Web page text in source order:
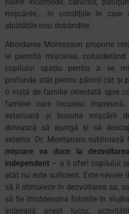
mișcările… în condițiile în care
abilitățile nou dobândite.
Abordarea Montessori propune
le permită mișcarea,
copilului spațiu pentru a se
profunde atât pentru părinți cât și
o viață de familie orientată spre
familiei care locuiesc
exterioară și bucuria mișcării
dorească să ajungă și să
exterior. Dr. Montanaro subliniază
mișcare va duce la
independent – a îi oferi copilului
atât nu este suficient. Este nevoie
să îl stimuleze în dezvoltarea sa,
să fie întotdeauna folosite în
întâmplă acest lucru,